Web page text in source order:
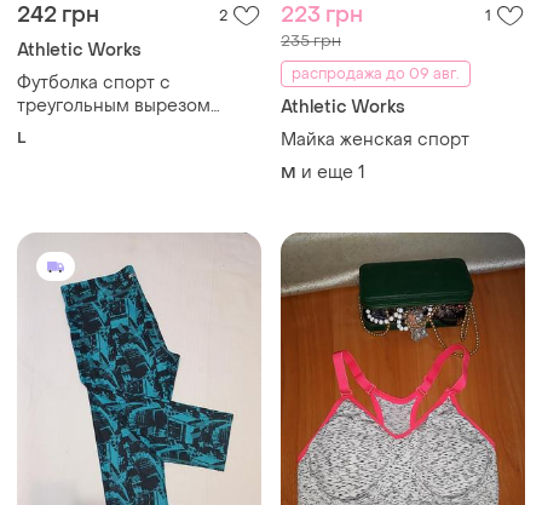
242 грн 2
Athletic Works
Футболка спорт с
треугольным вырезом
горловины athletic works
L
223 грн 1
235 грн
распродажа до 09 авг.
Athletic Works
Майка женская спорт
M и еще 1